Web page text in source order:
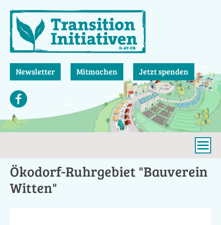
zum
Inhalt
Newsletter Mitmachen Jetzt spenden
Ökodorf-Ruhrgebiet "Bauverein
Witten"